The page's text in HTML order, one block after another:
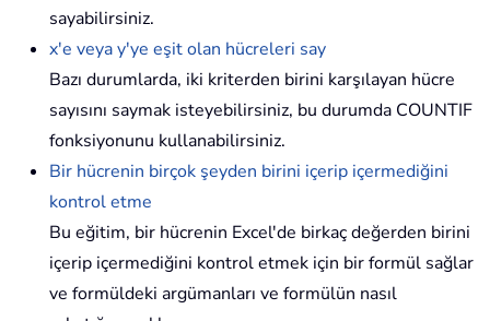
sayabilirsiniz.
x'e veya y'ye eşit olan hücreleri say
Bazı durumlarda, iki kriterden birini karşılayan hücre
sayısını saymak isteyebilirsiniz, bu durumda COUNTIF
fonksiyonunu kullanabilirsiniz.
Bir hücrenin birçok şeyden birini içerip içermediğini
kontrol etme
Bu eğitim, bir hücrenin Excel'de birkaç değerden birini
içerip içermediğini kontrol etmek için bir formül sağlar
ve formüldeki argümanları ve formülün nasıl